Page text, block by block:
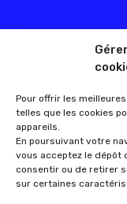
Pour offrir les
telles que les cookies
appareils.
En poursuivant votre
vous acceptez le dépôt
consentir ou de retirer
sur certaines